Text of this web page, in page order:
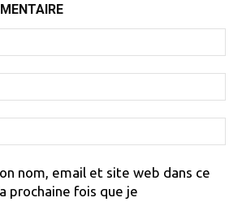
:
:
:
nom, email et site web dans ce
prochaine fois que je